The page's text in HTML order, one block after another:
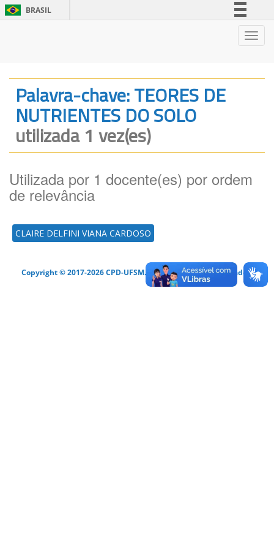
BRASIL
Legislação
Canais
Palavra-chave: TEORES DE
NUTRIENTES DO SOLO
utilizada 1 vez(es)
Utilizada por 1 docente(es) por ordem
de relevância
CLAIRE DELFINI VIANA CARDOSO
Copyright © 2017-2026 CPD-UFSM. Todos os direitos reservados.